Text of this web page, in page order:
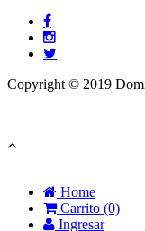
Copyright © 2019
Home
Carrito (0)
Ingresar